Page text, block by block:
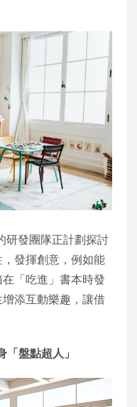
研發團隊正計劃探討
發揮創意，例如能
「吃進」書本時發
添互動樂趣，讓借
盤點超人」